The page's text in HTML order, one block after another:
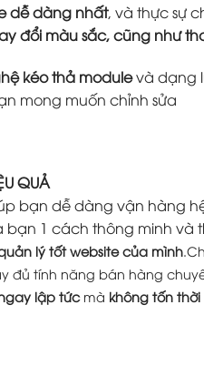
dễ dàng nhất, và thực sự
đổi màu sắc, cũng như
kéo thả modulevà dạng
mong muốn chỉnh sửa
QUẢ
bạn dễ dàng vận hàng
1 cách thông minh và
lý tốt website của mình
đủ tính năng bán hàng
lập tứcmà không tốn thời